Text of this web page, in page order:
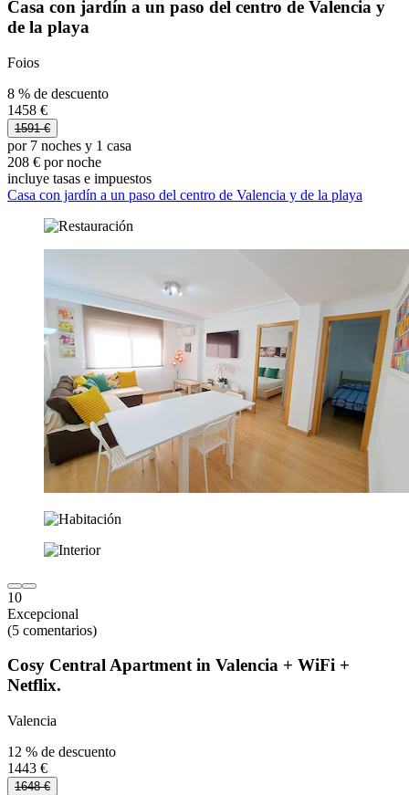
Casa con jardín a un paso del centro de Valencia y
de la playa
Foios
8 % de descuento
1458 €
1591 €
por 7 noches y 1 casa
208 € por noche
incluye tasas e impuestos
Casa con jardín a un paso del centro de Valencia y de la playa
10
Excepcional
(5 comentarios)
Cosy Central Apartment in Valencia + WiFi +
Netflix.
Valencia
12 % de descuento
1443 €
1648 €